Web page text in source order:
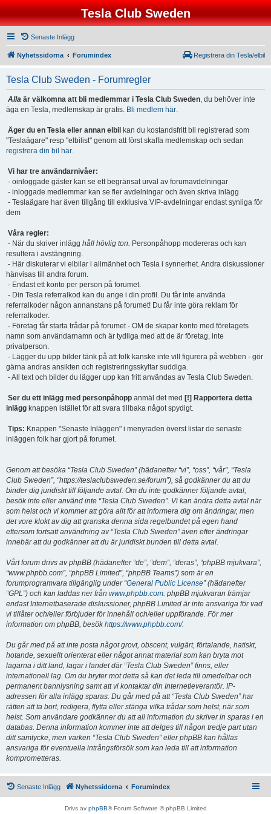
Tesla Club Sweden
Senaste Inlägg
Nyhetssidorna Forumindex Registrera din Tesla/elbil
Tesla Club Sweden - Forumregler
Alla är välkomna att bli medlemmar i Tesla Club Sweden, du behöver inte
äga en Tesla, medlemskap är gratis. Bli medlem här.
Äger du en Tesla eller annan elbil kan du kostandsfritt bli registrerad som
"Teslaägare" resp "elbilist" genom att först skaffa medlemskap och sedan
registrera din bil här.
Vi har tre användarnivåer:
- oinloggade gäster kan se ett begränsat urval av forumavdelningar
- inloggade medlemmar kan se fler avdelningar och även skriva inlägg
- Teslaägare har även tillgång till exklusiva VIP-avdelningar endast synliga för
dem
Våra regler:
- När du skriver inlägg håll hövlig ton. Personpåhopp modereras och kan
resultera i avstängning.
- Här diskuterar vi elbilar i allmänhet och Tesla i synnerhet. Andra diskussioner
hänvisas till andra forum.
- Endast ett konto per person på forumet.
- Din Tesla referralkod kan du ange i din profil. Du får inte använda
referralkoder någon annanstans på forumet! Du får inte göra reklam för
referralkoder.
- Företag får starta trådar på forumet - OM de skapar konto med företagets
namn som användarnamn och är tydliga med att de är företag, inte
privatperson.
- Lägger du upp bilder tänk på att folk kanske inte vill figurera på webben - gör
gärna andras ansikten och registreringsskyltar suddiga.
- All text och bilder du lägger upp kan fritt användas av Tesla Club Sweden.
Ser du ett inlägg med personpåhopp anmäl det med [!] Rapportera detta
inlägg knappen istället för att svara tillbaka något spydigt.
Tips: Knappen "Senaste Inläggen" i menyraden överst listar de senaste
inläggen folk har gjort på forumet.
Genom att besöka “Tesla Club Sweden” (hädanefter “vi”, “oss”, “vår”, “Tesla
Club Sweden”, “https://teslaclubsweden.se/forum”), så godkänner du att du
binder dig juridiskt till följande avtal. Om du inte godkänner följande avtal,
besök inte eller använd inte “Tesla Club Sweden”. Vi kan ändra detta avtal när
som helst och vi kommer att göra allt för att informera dig om ändringar, men
det vore klokt av dig att granska denna sida regelbundet på egen hand
eftersom fortsatt användning av “Tesla Club Sweden” även efter ändringar
innebär att du godkänner att du är juridiskt bunden till detta avtal.
Vårt forum drivs av phpBB (hädanefter “de”, “dem”, “deras”, “phpBB mjukvara”,
“www.phpbb.com”, “phpBB Limited”, “phpBB Teams”) som är en
forumprogramvara tillgänglig under “General Public License” (hädanefter
“GPL”) och kan laddas ner från www.phpbb.com. phpBB mjukvaran främjar
endast Internetbaserade diskussioner, phpBB Limited är inte ansvariga för vad
vi tillåter och/eller förbjuder för innehåll och/eller uppförande. För mer
information om phpBB, besökhttps://www.phpbb.com/.
Du går med på att inte posta något grovt, obscent, vulgärt, förtalande, hatiskt,
hotande, sexuellt orienterat eller något annat material som kan bryta mot
lagarna i ditt land, lagar i landet där “Tesla Club Sweden” finns, eller
internationell lag. Om du bryter mot detta så kan det leda till omedelbar och
permanent bannlysning samt att vi kontaktar din Internetleverantör. IP-
adressen för alla inlägg sparas. Du går med på att “Tesla Club Sweden” har
rätten att ta bort, redigera, flytta eller stänga vilka trådar som helst, när som
helst. Som användare godkänner du att all information du skriver in sparas i en
databas. Denna information kommer inte att delges till någon tredje part utan
ditt samtycke, men varken “Tesla Club Sweden” eller phpBB kan hållas
ansvariga för eventuella intrångsförsök som kan leda till att information
komprometteras.
Senaste Inlägg Nyhetssidorna Forumindex
Drivs av phpBB® Forum Software © phpBB Limited